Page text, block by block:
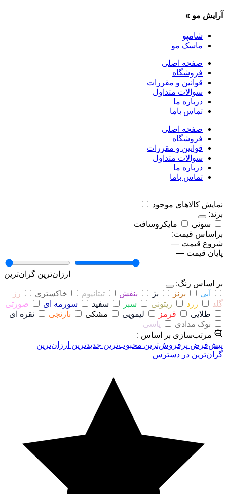
آرایش مو »
شامپو
ماسک مو
صفحه اصلی
فروشگاه
قوانین و مقررات
سوالات متداول
درباره ما
تماس باما
صفحه اصلی
فروشگاه
قوانین و مقررات
سوالات متداول
درباره ما
تماس باما
نمایش کالاهای موجود
برند:
سونی
مایکروسافت
براساس قیمت:
شروع قیمت —
پایان قیمت —
ارزان‌ترین گران‌ترین
بر اساس رنگ:
آبی
برنز بژ بنفش تیتانیوم خاکستری
رز
گلد
زرد زیتونی سبز سفید سورمه ای
صورتی
طلایی
قرمز لیمویی مشکی نارنجی
نقره ای
نوک مدادی
یاسی
مرتب‌سازی بر اساس :
پیش‌فرض پرفروش‌ترین محبوب‌ترین جدیدترین ارزان‌ترین
گران‌ترین در دسترس